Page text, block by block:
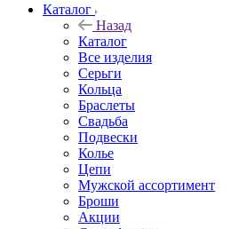
Каталог
Назад
Каталог
Все изделия
Серьги
Кольца
Браслеты
Свадьба
Подвески
Колье
Цепи
Мужской ассортимент
Броши
Акции